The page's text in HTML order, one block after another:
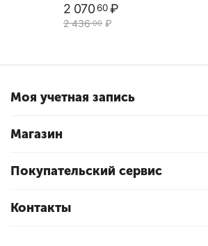
0.0
2 436 00 ₽
2 07060 ₽
Моя учетная запись
Магазин
Покупательский сервис
Контакты